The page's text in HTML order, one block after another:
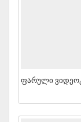
Ფარული